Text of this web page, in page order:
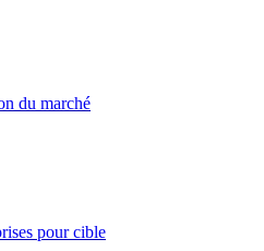
du marché
pour cible